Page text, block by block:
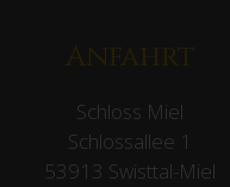
Anfahrt
Schloss Miel
Schlossallee 1
53913 Swisttal-Miel